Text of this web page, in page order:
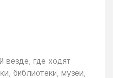
везде, где ходят
библиотеки, музеи,